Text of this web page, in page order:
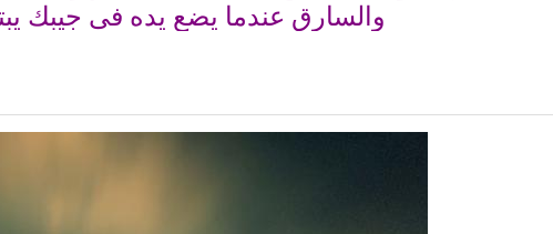
والسارق عندما يضع يده فى جيبك